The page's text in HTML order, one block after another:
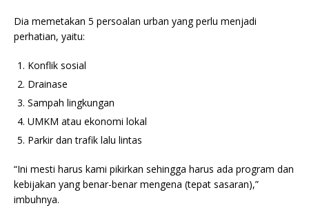
Dia memetakan 5 persoalan urban yang perlu menjadi
perhatian, yaitu:
Konflik sosial
Drainase
Sampah lingkungan
UMKM atau ekonomi lokal
Parkir dan trafik lalu lintas
“Ini mesti harus kami pikirkan sehingga harus ada program dan
kebijakan yang benar-benar mengena (tepat sasaran),”
imbuhnya.